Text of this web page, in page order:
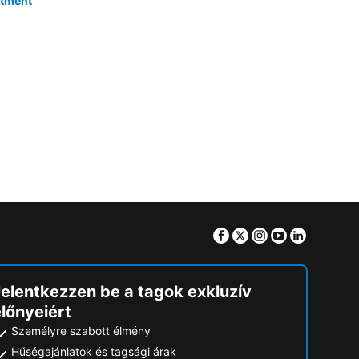
Facebook
TwitterInstagram
Youtube
be a tagok exkluzív
Személyre szabott élmény
Hűségajánlatok és tagsági árak